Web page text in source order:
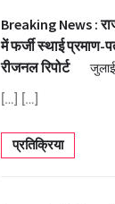
Breaking News :
में फर्जी स्थाई
रीजनल रिपोर्ट
[…] […]
प्रतिक्रिया